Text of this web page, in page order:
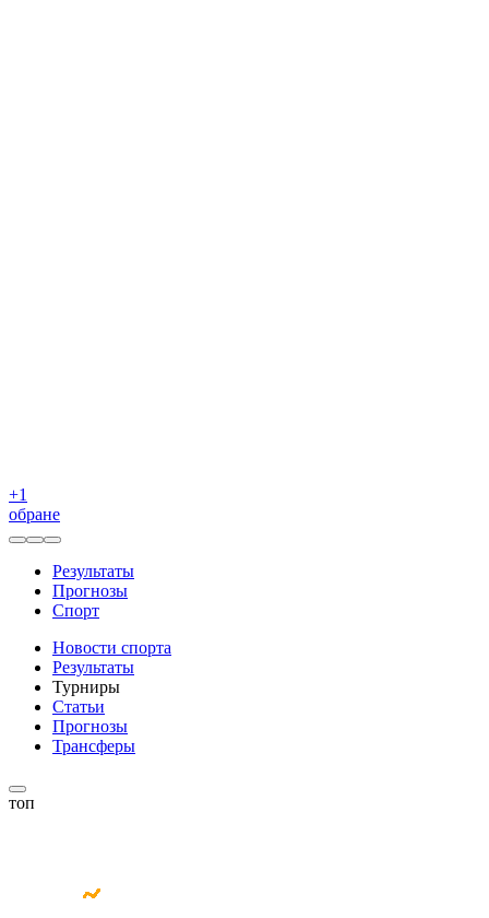
+1
обране
Результаты
Прогнозы
Спорт
Новости спорта
Результаты
Турниры
Статьи
Прогнозы
Трансферы
топ